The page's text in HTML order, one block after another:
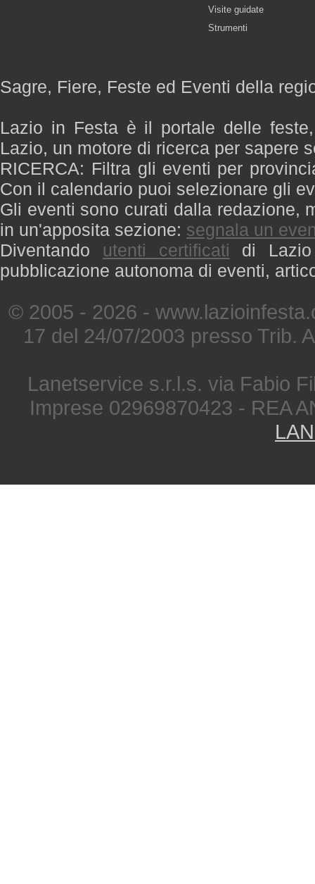
Visite guidate
Strumenti
Sagre, Fiere, Feste ed Eventi della
Lazio in Festa è il portale delle
Lazio, un motore di ricerca per sapere
RICERCA: Filtra gli eventi per
Con il calendario puoi selezionare gli
Gli eventi sono curati dalla redazione,
in un'apposita sezione: segnala un
Diventando utenti certificati di
pubblicazione autonoma di eventi,
© 2005 - 2026 -
17 del 24/07/2003 presso Trib.
Lanetservice s.r.l.s. via Fabio
Imprese 02969870423 - REA